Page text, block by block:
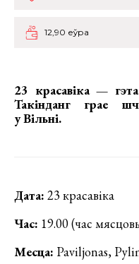
12,90 еўра
23 красавіка —
Такінданг грае
у Вільні.
Дата: 23 красавіка
Час: 19.00 (час
Месца: Paviljonas,